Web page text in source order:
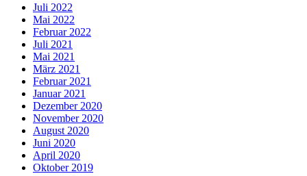
Juli 2022
Mai 2022
Februar 2022
Juli 2021
Mai 2021
März 2021
Februar 2021
Januar 2021
Dezember 2020
November 2020
August 2020
Juni 2020
April 2020
Oktober 2019